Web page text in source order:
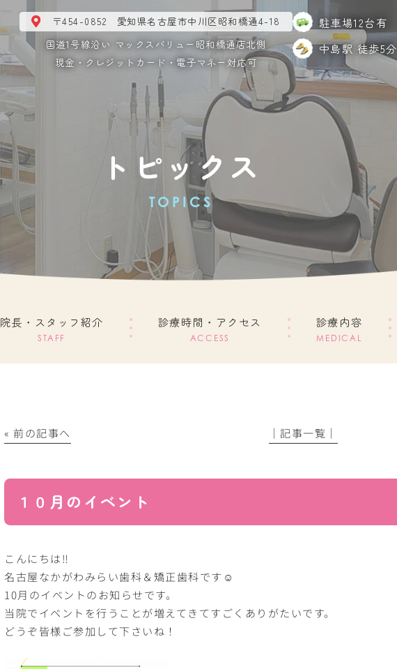
〒454-0852 愛知県名古屋市中川区昭和橋通4-18
国道1号線沿い マックスバリュー昭和橋通店北側
現金・クレジットカード・電子マネー対応可
駐車場12台有
中島駅 徒歩5分
トピックス
TOPICS
院長・スタッフ紹介
STAFF
診療時間・アクセス
ACCESS
診療内容
MEDICAL
« 前の記事へ │記事一覧│
１０月のイベント
こんにちは‼︎
名古屋なかがわみらい歯科＆矯正歯科です☺︎
10月のイベントのお知らせです。
当院でイベントを行うことが増えてきてすごくありがたいです。
どうぞ皆様ご参加して下さいね！